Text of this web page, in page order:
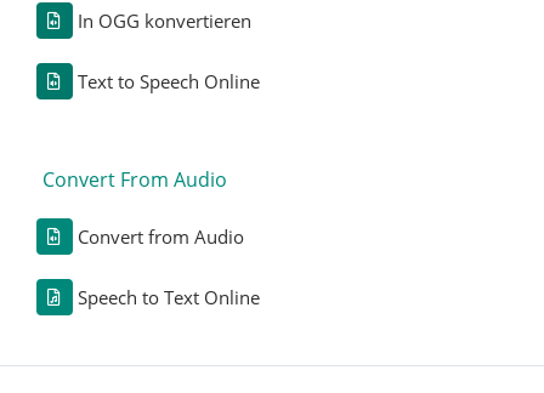
In OGG konvertieren
Text to Speech Online
Convert From Audio
Convert from Audio
Speech to Text Online